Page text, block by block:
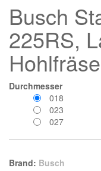
Busch
225RS,
Durchmesser
018
023
027
Brand: Busch